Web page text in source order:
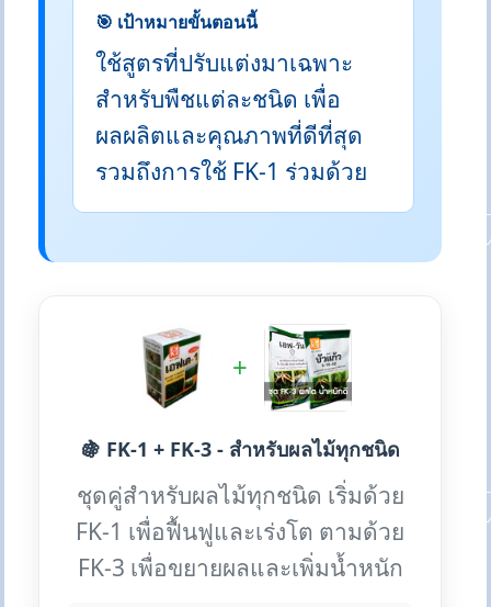
🎯 เป้าหมายขั้นตอนนี้
ใช้สูตรที่ปรับแต่งมาเฉพาะ
สำหรับพืชแต่ละชนิด เพื่อ
ผลผลิตและคุณภาพที่ดีที่สุด
รวมถึงการใช้ FK-1 ร่วมด้วย
+
🍇 FK-1 + FK-3 - สำหรับผลไม้ทุกชนิด
ชุดคู่สำหรับผลไม้ทุกชนิด เริ่มด้วย
FK-1 เพื่อฟื้นฟูและเร่งโต ตามด้วย
FK-3 เพื่อขยายผลและเพิ่มน้ำหนัก